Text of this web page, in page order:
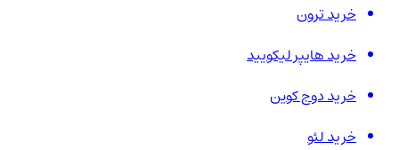
خرید ترون
خرید هایپر لیکویید
خرید دوج کوین
خرید لئو